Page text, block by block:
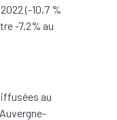
(-10,7 %
-7,2% au
au